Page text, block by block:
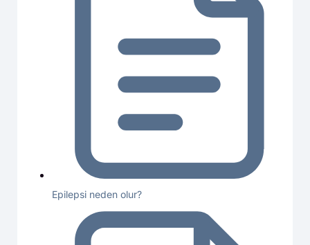
Epilepsi neden olur?